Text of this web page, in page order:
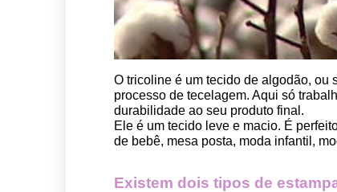
O tricoline é um tecido de algodão, ou
processo de tecelagem. Aqui só
durabilidade ao seu produto final.
Ele é um tecido leve e macio. É
de bebê, mesa posta, moda infantil,
Existem dois tipos de